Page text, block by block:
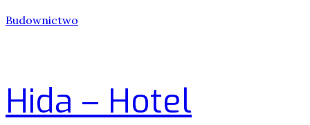
Budownictwo
Hida – Hotel